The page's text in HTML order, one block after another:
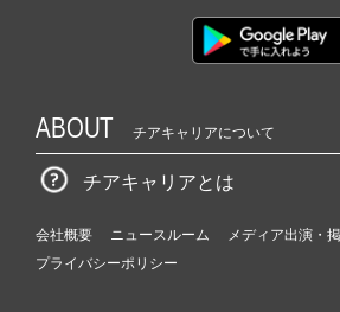
ABOUT チアキャリアについて
チアキャリアとは
会社概要 ニュースルーム
メディア出演・
プライバシーポリシー